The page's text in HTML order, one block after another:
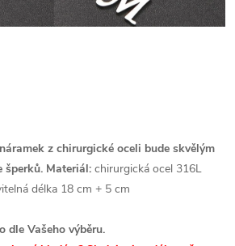
z chirurgické oceli bude skvělým
šperků. Materiál: chirurgická ocel 316L
délka 18 cm + 5 cm
dle Vašeho výběru.